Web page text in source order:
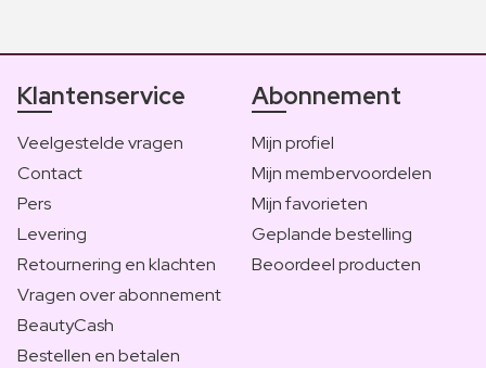
Klantenservice
Veelgestelde vragen
Contact
Pers
Levering
Retournering en klachten
Vragen over abonnement
BeautyCash
Bestellen en betalen
Abonnement
Mijn profiel
Mijn membervoordelen
Mijn favorieten
Geplande bestelling
Beoordeel producten